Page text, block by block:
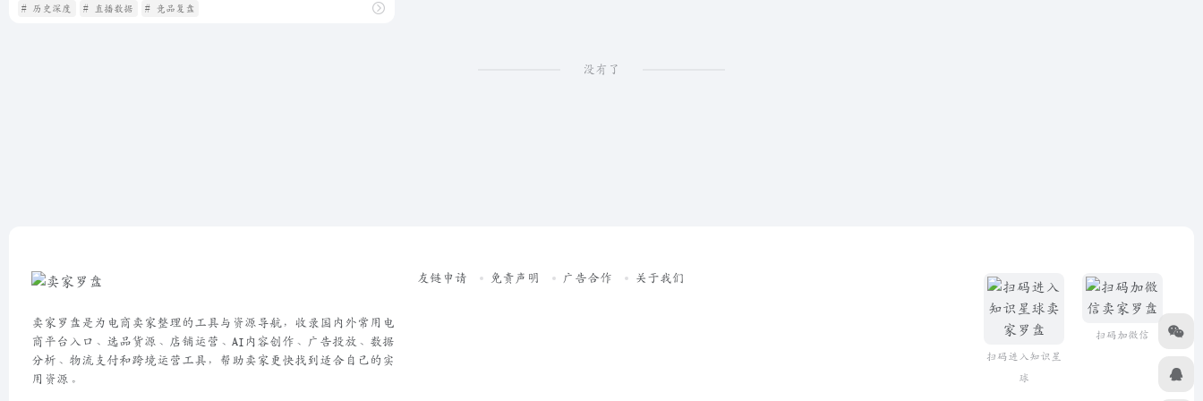
# 历史深度 # 直播数据 # 竞品复盘
没有了
卖家罗盘是为电商卖家整理的工具与资源导航，收录国内外常用电
商平台入口、选品货源、店铺运营、AI内容创作、广告投放、数据
分析、物流支付和跨境运营工具，帮助卖家更快找到适合自己的实
用资源。
友链申请 免责声明 广告合作 关于我们
扫码进入知识星
球
扫码加微信